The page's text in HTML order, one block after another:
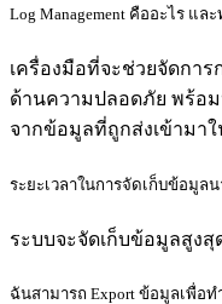
Log Management คืออะไร แล
เครื่องมือที่จะช่วยจัดการ
ด้านความปลอดภัย พร้อ
จากข้อมูลที่ถูกส่งเข้ามาใ
ระยะเวลาในการจัดเก็บข้อมูลน
ระบบจะจัดเก็บข้อมูลสูงสุ
ฉันสามารถ Export ข้อมูลเพื่อท